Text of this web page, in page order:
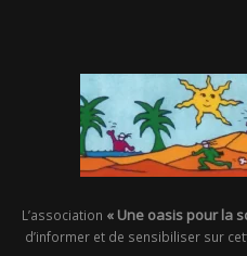
L’association « Une oasis pour la
d’informer et de sensibiliser sur